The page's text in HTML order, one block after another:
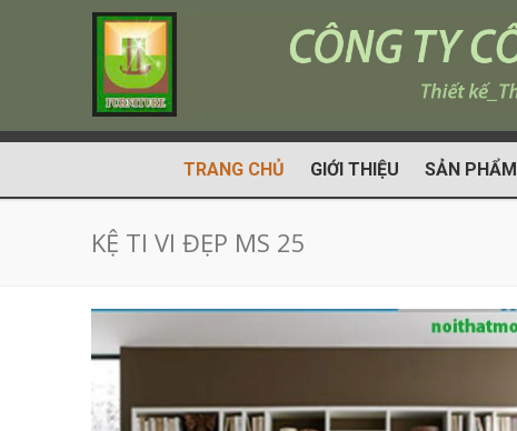
TRANG CHỦ GIỚI THIỆU SẢN PHẨM
KỆ TI VI ĐẸP MS 25